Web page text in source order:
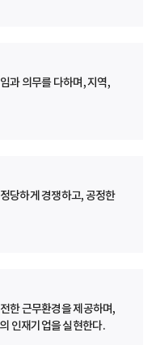
과 의무를 다하며, 지역,
당하게 경쟁하고, 공정한
한 근무환경을 제공하며,
인재기업을 실현한다.